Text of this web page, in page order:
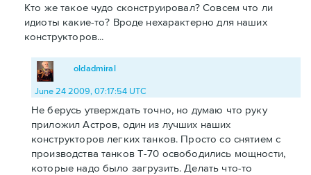
Кто же такое чудо сконструировал? Совсем что ли
идиоты какие-то? Вроде нехарактерно для наших
конструкторов...
oldadmiral
June 24 2009, 07:17:54 UTC
Не берусь утверждать точно, но думаю что руку
приложил Астров, один из лучших наших
конструкторов легких танков. Просто со снятием с
производства танков Т-70 освободились мощности,
которые надо было загрузить. Делать что-то